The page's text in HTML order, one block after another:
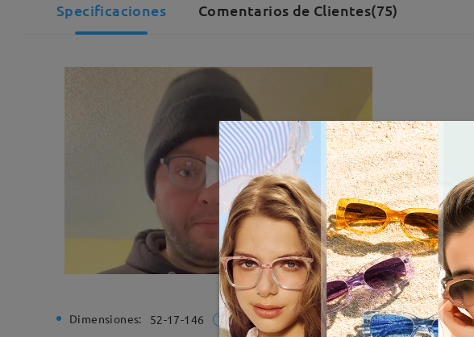
Specificaciones Comentarios de Clientes(75)
Dimensiones: 52-17-146 Ancho de la montura: 129 mm